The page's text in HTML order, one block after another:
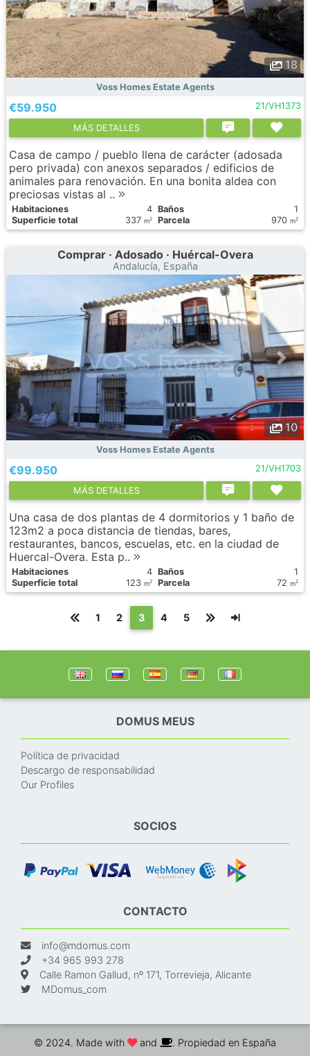
18
Voss Homes Estate Agents
€59.950 21/VH1373
МÁS DETALLES
Casa de campo / pueblo llena de carácter (adosada
pero privada) con anexos separados / edificios de
animales para renovación. En una bonita aldea con
preciosas vistas al ..
Habitaciones 4 Baños
1
Superficie total
337 m2 Parcela 970 m2
Comprar · Adosado · Huércal-Overa
Andalucía, España
10
Voss Homes Estate Agents
€99.950 21/VH1703
МÁS DETALLES
Una casa de dos plantas de 4 dormitorios y 1 baño de
123m2 a poca distancia de tiendas, bares,
restaurantes, bancos, escuelas, etc. en la ciudad de
Huercal-Overa. Esta p..
Habitaciones 4 Baños
1
Superficie total
123 m2 Parcela 72 m2
1 2 3(текущая)
4 5
DOMUS MEUS
Política de privacidad
Descargo de responsabilidad
Our Profiles
SOCIOS
CONTACTO
info@mdomus.com
+34 965 993 278
Calle Ramon Gallud, nº 171, Torrevieja, Alicante
MDomus_com
© 2024. Made with and . Propiedad en España